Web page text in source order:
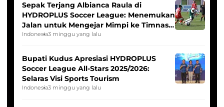
Sepak Terjang Albianca Raula di
HYDROPLUS Soccer League: Menemukan
Jalan untuk Mengejar Mimpi ke Timnas
Indonesia Putri
Indonesia3 minggu yang lalu
Bupati Kudus Apresiasi HYDROPLUS
Soccer League All-Stars 2025/2026:
Selaras Visi Sports Tourism
Indonesia3 minggu yang lalu